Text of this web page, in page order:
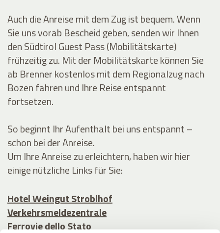
Auch die Anreise mit dem Zug ist bequem. Wenn
Sie uns vorab Bescheid geben, senden wir Ihnen
den Südtirol Guest Pass (Mobilitätskarte)
frühzeitig zu. Mit der Mobilitätskarte können Sie
ab Brenner kostenlos mit dem Regionalzug nach
Bozen fahren und Ihre Reise entspannt
fortsetzen.
So beginnt Ihr Aufenthalt bei uns entspannt –
schon bei der Anreise.
Um Ihre Anreise zu erleichtern, haben wir hier
einige nützliche Links für Sie:
Hotel Weingut Stroblhof
Verkehrsmeldezentrale
Ferrovie dello Stato